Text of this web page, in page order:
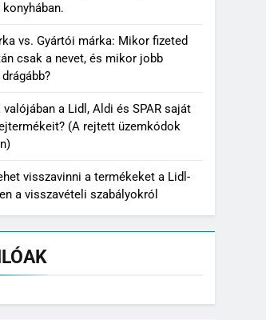
vs. Gyártói márka: Mikor fizeted
csak a nevet, és mikor jobb
valójában a Lidl, Aldi és SPAR saját
(A rejtett üzemkódok
visszavinni a termékeket a Lidl-
a visszavételi szabályokról